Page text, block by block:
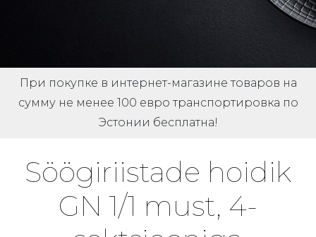
При покупке в интернет-магазине товаров на
сумму не менее 100 евро транспортировка по
Эстонии бесплатна!
Söögiriistade hoidik
GN 1/1 must, 4-